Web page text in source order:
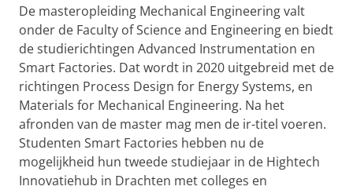
De masteropleiding Mechanical Engineering valt
onder de Faculty of Science and Engineering en biedt
de studierichtingen Advanced Instrumentation en
Smart Factories. Dat wordt in 2020 uitgebreid met de
richtingen Process Design for Energy Systems, en
Materials for Mechanical Engineering. Na het
afronden van de master mag men de ir-titel voeren.
Studenten Smart Factories hebben nu de
mogelijkheid hun tweede studiejaar in de Hightech
Innovatiehub in Drachten met colleges en